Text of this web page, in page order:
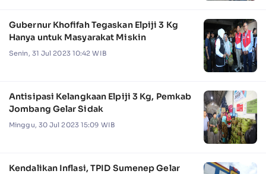
Gubernur Khofifah Tegaskan Elpiji 3 Kg
Hanya untuk Masyarakat Miskin
Senin, 31 Jul 2023 10:42 WIB
Antisipasi Kelangkaan Elpiji 3 Kg, Pemkab
Jombang Gelar Sidak
Minggu, 30 Jul 2023 15:09 WIB
Kendalikan Inflasi, TPID Sumenep Gelar